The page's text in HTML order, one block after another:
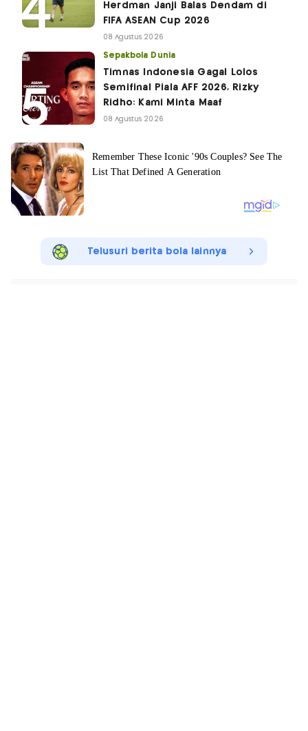
Herdman Janji Balas Dendam di
FIFA ASEAN Cup 2026
08 Agustus 2026
Sepakbola Dunia
Timnas Indonesia Gagal Lolos
Semifinal Piala AFF 2026, Rizky
Ridho: Kami Minta Maaf
08 Agustus 2026
Telusuri berita bola lainnya